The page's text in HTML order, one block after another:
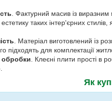
. Фактурний масив із виразним
таких інтер'єрних
. Матеріал виготовлений із
підходять для комплектації
обробки. Клеєні плити прості в
Як